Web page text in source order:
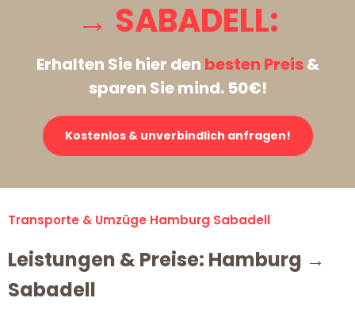
→ SABADELL:
Erhalten Sie hier den besten Preis&
sparen Sie mind. 50€!
Kostenlos & unverbindlich anfragen!
Transporte & Umzüge Hamburg Sabadell
Leistungen & Preise: Hamburg →
Sabadell